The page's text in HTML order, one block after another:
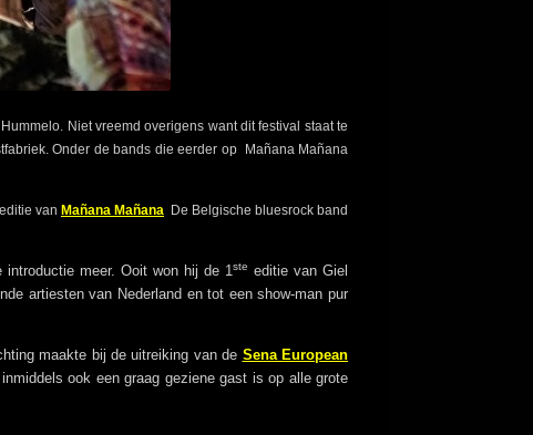
Niet vreemd overigens want dit festival staat te
Onder de bands die eerder op Mañana Mañana
van Mañana Mañana De Belgische bluesrock band
introductie meer. Ooit won hij de 1ste editie van Giel
artiesten van Nederland en tot een show-man pur
maakte bij de uitreiking van de Sena European
ook een graag geziene gast is op alle grote